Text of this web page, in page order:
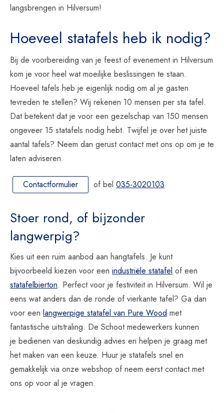
langsbrengen in Hilversum!
Hoeveel statafels heb ik nodig?
Bij de voorbereiding van je feest of evenement in Hilversum
kom je voor heel wat moeilijke beslissingen te staan.
Hoeveel tafels heb je eigenlijk nodig om al je gasten
tevreden te stellen? Wij rekenen 10 mensen per sta tafel.
Dat betekent dat je voor een gezelschap van 150 mensen
ongeveer 15 statafels nodig hebt. Twijfel je over het juiste
aantal tafels? Neem dan gerust contact met ons op om je te
laten adviseren.
Contactformulier of bel 035-3020103
Stoer rond, of bijzonder
langwerpig?
Kies uit een ruim aanbod aan hangtafels. Je kunt
bijvoorbeeld kiezen voor een industriële statafel of een
statafelbierton. Perfect voor je festiviteit in Hilversum. Wil je
eens wat anders dan de ronde of vierkante tafel? Ga dan
voor een langwerpige statafel van Pure Wood met
fantastische uitstraling. De Schoot medewerkers kunnen
je bedienen van deskundig advies en helpen je graag met
het maken van een keuze. Huur je statafels snel en
gemakkelijk via onze webshop of neem eerst contact met
ons op voor al je vragen.